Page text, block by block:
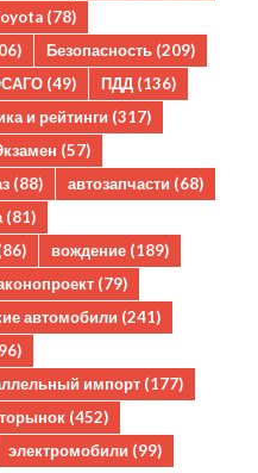
(78)
Безопасность (209)
(49) ПДД (136)
и рейтинги (317)
(57)
(88) автозапчасти (68)
(81)
вождение (189)
(79)
автомобили (241)
импорт (177)
(452)
электромобили (99)